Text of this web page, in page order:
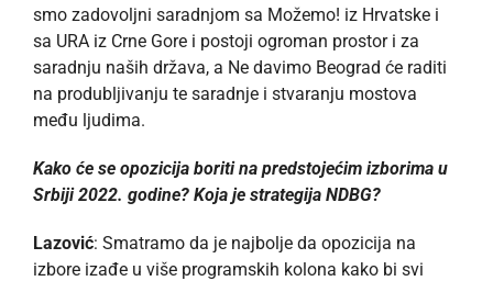
smo zadovoljni saradnjom sa Možemo! iz Hrvatske i
sa URA iz Crne Gore i postoji ogroman prostor i za
saradnju naših država, a Ne davimo Beograd će raditi
na produbljivanju te saradnje i stvaranju mostova
među ljudima.
Kako će se opozicija boriti na predstojećim izborima u
Srbiji 2022. godine? Koja je strategija NDBG?
Lazović: Smatramo da je najbolje da opozicija na
izbore izađe u više programskih kolona kako bi svi